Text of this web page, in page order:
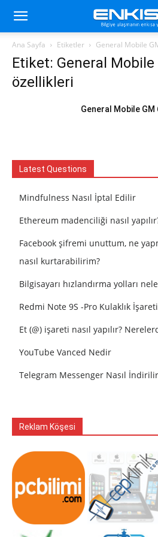
Ana Sayfa Etiketler General Mobile
Etiket: General Mobile
özellikleri
General Mobile GM
Latest Questions
Mindfulness Nasıl İptal Edilir
Ethereum madenciliği nasıl
Facebook şifremi unuttum, ne
nasıl kurtarabilirim?
Bilgisayarı hızlandırma yolları
Redmi Note 9S -Pro Kulaklık
Et (@) işareti nasıl yapılır?
YouTube Vanced Nedir
Telegram Messenger Nasıl İndirilir
Reklam Köşesi